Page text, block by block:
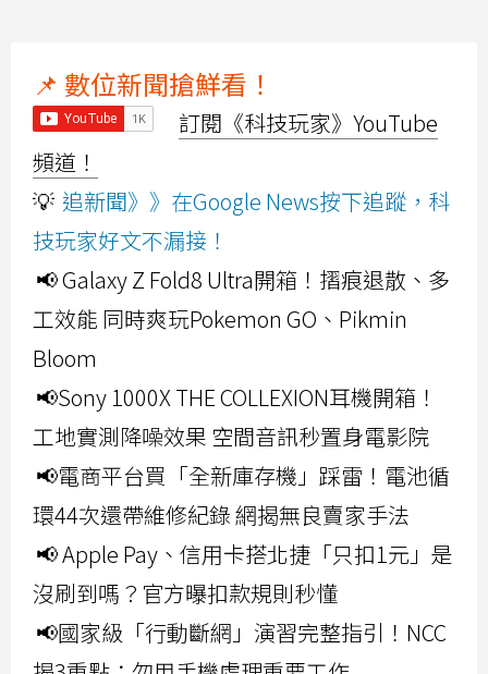
📌 數位新聞搶鮮看！
訂閱《科技玩家》YouTube
頻道！
💡 追新聞》》在Google News按下追蹤，科
技玩家好文不漏接！
📢 Galaxy Z Fold8 Ultra開箱！摺痕退散、多
工效能 同時爽玩Pokemon GO、Pikmin
Bloom
📢Sony 1000X THE COLLEXION耳機開箱！
工地實測降噪效果 空間音訊秒置身電影院
📢電商平台買「全新庫存機」踩雷！電池循
環44次還帶維修紀錄 網揭無良賣家手法
📢 Apple Pay、信用卡搭北捷「只扣1元」是
沒刷到嗎？官方曝扣款規則秒懂
📢國家級「行動斷網」演習完整指引！NCC